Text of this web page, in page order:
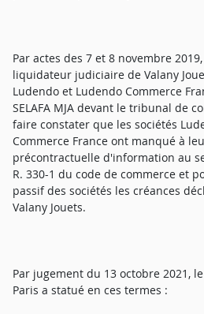
Par actes des 7 et 8 novembre
liquidateur judiciaire de Valany
Ludendo et Ludendo Commerce
SELAFA MJA devant le tribunal de
faire constater que les sociétés
Commerce France ont manqué à
précontractuelle d'information au
R. 330-1 du code de commerce et
passif des sociétés les créances
Valany Jouets.
Par jugement du 13 octobre 2021,
Paris a statué en ces termes :